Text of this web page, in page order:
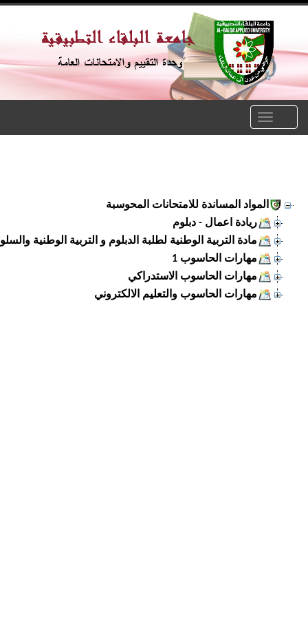
المواد المساندة للامتحانات المحوسبة
ريادة اعمال - دبلوم
مادة التربية الوطنية لطلبة الدبلوم و التربية الوطنية
مهارات الحاسوب 1
مهارات الحاسوب الاستدراكي
مهارات الحاسوب والتعليم الالكتروني